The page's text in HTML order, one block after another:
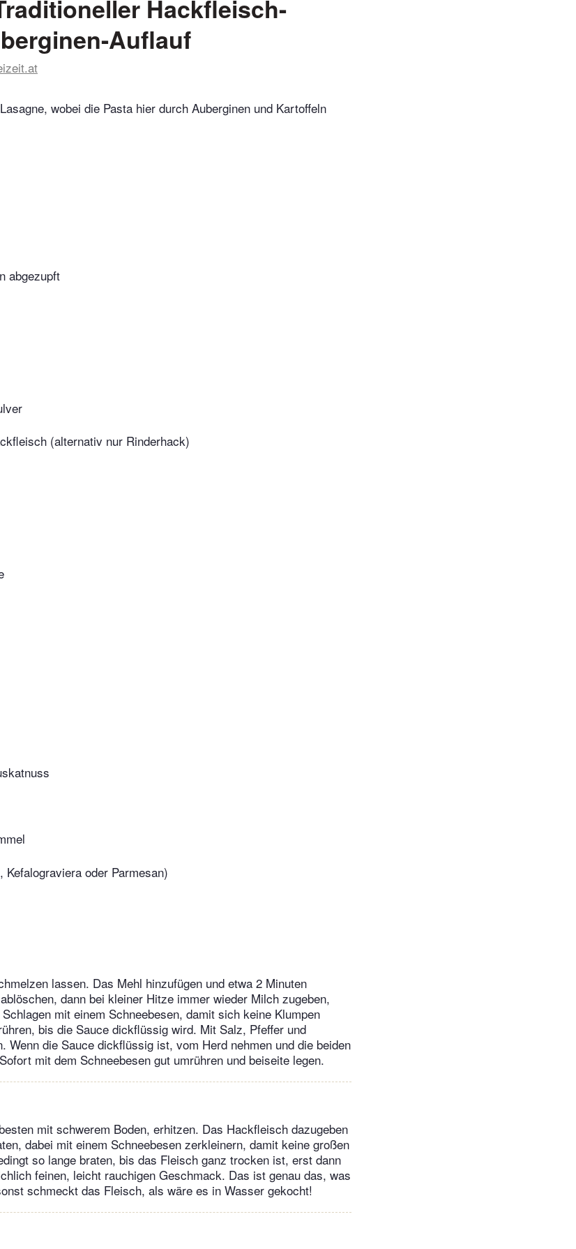
Hackfleisch-
Auflauf
wobei die Pasta hier durch Auberginen und Kartoffeln
abgezupft
(alternativ nur Rinderhack)
oder Parmesan)
lassen. Das Mehl hinzufügen und etwa 2 Minuten
dann bei kleiner Hitze immer wieder Milch zugeben,
mit einem Schneebesen, damit sich keine Klumpen
bis die Sauce dickflüssig wird. Mit Salz, Pfeffer und
Wenn die Sauce dickflüssig ist, vom Herd nehmen und die beiden
mit dem Schneebesen gut umrühren und beiseite legen.
mit schwerem Boden, erhitzen. Das Hackfleisch dazugeben
dabei mit einem Schneebesen zerkleinern, damit keine großen
so lange braten, bis das Fleisch ganz trocken ist, erst dann
feinen, leicht rauchigen Geschmack. Das ist genau das, was
schmeckt das Fleisch, als wäre es in Wasser gekocht!